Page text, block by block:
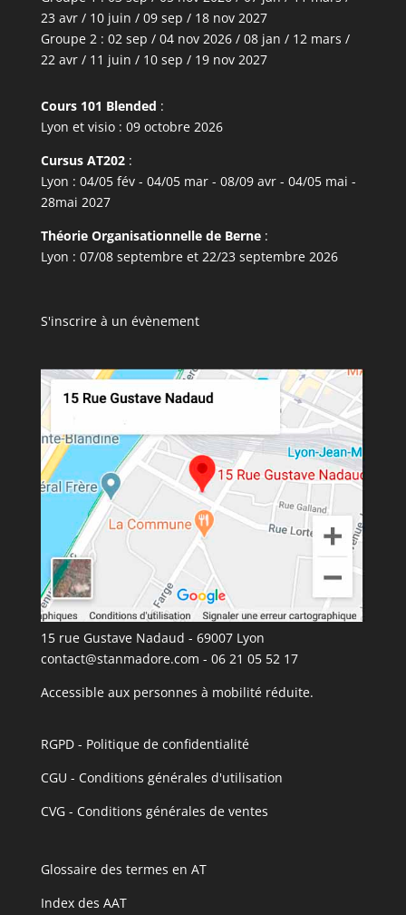
23 avr / 10 juin / 09 sep / 18 nov 2027
Groupe 2 : 02 sep / 04 nov 2026 / 08 jan / 12 mars /
22 avr / 11 juin / 10 sep / 19 nov 2027
Cours 101 Blended :
Lyon et visio : 09 octobre 2026
Cursus AT202:
Lyon : 04/05 fév - 04/05 mar - 08/09 avr - 04/05 mai -
28mai 2027
Théorie Organisationnelle de Berne:
Lyon : 07/08 septembre et 22/23 septembre 2026
S'inscrire à un évènement
15 rue Gustave Nadaud - 69007 Lyon
contact@stanmadore.com - 06 21 05 52 17
Accessible aux personnes à mobilité réduite.
RGPD - Politique de confidentialité
CGU - Conditions générales d'utilisation
CVG - Conditions générales de ventes
Glossaire des termes en AT
Index des AAT